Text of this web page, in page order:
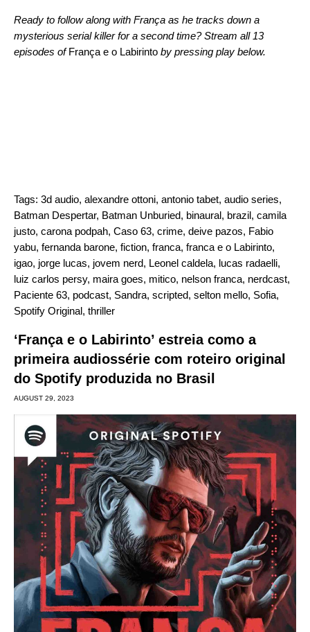
Ready to follow along with França as he tracks down a
mysterious serial killer for a second time? Stream all 13
episodes ofFrança e o Labirinto by pressing play below.
Tags: 3d audio, alexandre ottoni, antonio tabet, audio series,
Batman Despertar, Batman Unburied, binaural, brazil, camila
justo, carona podpah, Caso 63, crime, deive pazos, Fabio
yabu, fernanda barone, fiction, franca, franca e o Labirinto,
igao, jorge lucas, jovem nerd, Leonel caldela, lucas radaelli,
luiz carlos persy, maira goes, mitico, nelson franca, nerdcast,
Paciente 63, podcast, Sandra, scripted, selton mello, Sofia,
Spotify Original, thriller
‘França e o Labirinto’ estreia como a
primeira audiossérie com roteiro original
do Spotify produzida no Brasil
AUGUST 29, 2023